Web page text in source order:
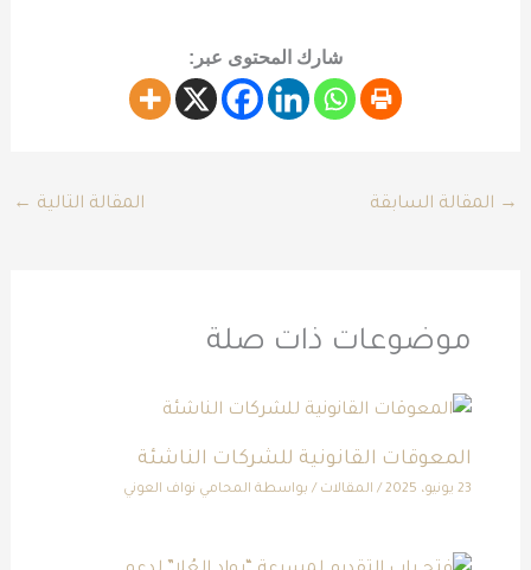
شارك المحتوى عبر:
→ المقالة السابقة المقالة التالية ←
موضوعات ذات صلة
المعوقات القانونية للشركات الناشئة
23 يونيو، 2025 / المقالات / بواسطة المحامي نواف العوني